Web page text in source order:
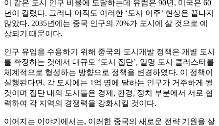
이 같은 도시 인구 비율에 도달하는데 유럽은 90년, 미국은 60
년이 걸렸다. 그러나 아직도 이러한 ‘도시 이주’ 현상은 끝나지
않았다. 2035년에는 중국 인구의 70%가 도시에 살 것으로 예
상되기 때문이다.
인구 유입을 수용하기 위해 중국의 도시개발 정책은 개별 도시
를 확장하는 것에서 대규모 ‘도시 집단’, 일명 도시 클러스터를
체계적으로 형성하는 방향으로 정책을 변경하였다. 이 정책이
실행된다면, 각 도시에는 1억 명에 달하는 인구가 거주하게 될
것이며 집단 내의 도시들은 경제, 환경, 정치 부분에서 서로 협
력하여 각 지역의 경쟁력을 강화시킬 것이다.
이어지는 이야기에서는, 이러한 중국의 새로운 전략 기원을 살